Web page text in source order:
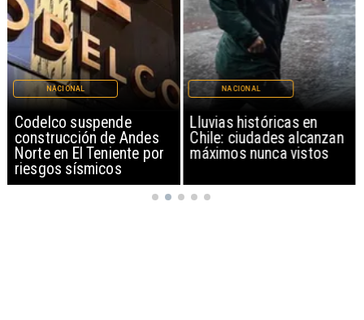
Codelco suspende
construcción de Andes
Norte en El Teniente por
riesgos sísmicos
NACIONAL
Lluvias históricas en
Chile: ciudades alcanzan
máximos nunca vistos
NACIONAL